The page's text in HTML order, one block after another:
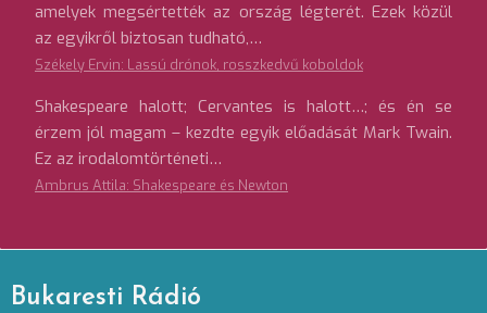
amelyek megsértették az ország légterét. Ezek közül
az egyikről biztosan tudható,…
Székely Ervin: Lassú drónok, rosszkedvű koboldok
Shakespeare halott; Cervantes is halott…; és én se
érzem jól magam – kezdte egyik előadását Mark Twain.
Ez az irodalomtörténeti…
Ambrus Attila: Shakespeare és Newton
Bukaresti Rádió